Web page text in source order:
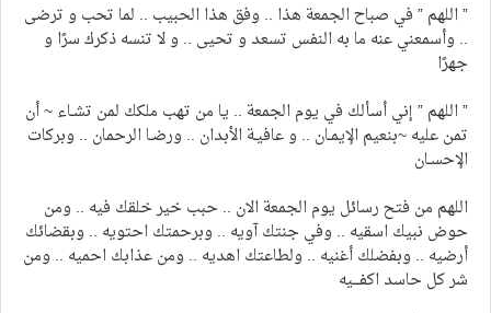
” اللهم ” في صباح الجمعة هذا .. وفق هذا الحبيب .. لما تحب و ترضى
.. وأسمعني عنه ما به النفس تسعد و تحيى .. و لا تنسه ذكرك سرًا و
جهرًا
” اللهم ” إني أسألك في يوم الجمعة .. يا من تهب ملكك لمن تشـاء ~ أن
تمن عليه ~بنعيم الإيمـان .. و عافيـة الأبدان .. ورضـا الرحمان .. وبركات
الإحسـان
اللهم من فتح رسائل يوم الجمعة الان .. حبب خير خلقك فيه .. ومن
حوض نبيك اسقيه .. وفي جنتك آويه .. وبرحمتك احتويه .. وبقضائك
أرضيه .. وبفضلك أغنيه .. ولطاعتك اهديه .. ومن عذابك احميه .. ومن
شر كل حاسد اكفـــيه